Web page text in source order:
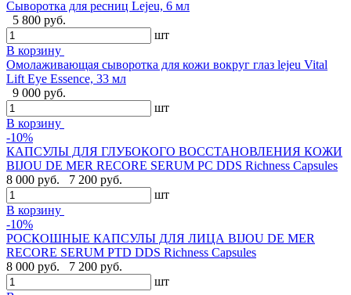
Сыворотка для ресниц Lejeu, 6 мл
5 800 руб.
шт
В корзину
Омолаживающая сыворотка для кожи вокруг глаз lejeu Vital
Lift Eye Essence, 33 мл
9 000 руб.
шт
В корзину
-10%
КАПСУЛЫ ДЛЯ ГЛУБОКОГО ВОССТАНОВЛЕНИЯ КОЖИ
BIJOU DE MER RECORE SERUM PC DDS Richness Capsules
8 000 руб.
7 200 руб.
шт
В корзину
-10%
РОСКОШНЫЕ КАПСУЛЫ ДЛЯ ЛИЦА BIJOU DE MER
RECORE SERUM PTD DDS Richness Capsules
8 000 руб.
7 200 руб.
шт